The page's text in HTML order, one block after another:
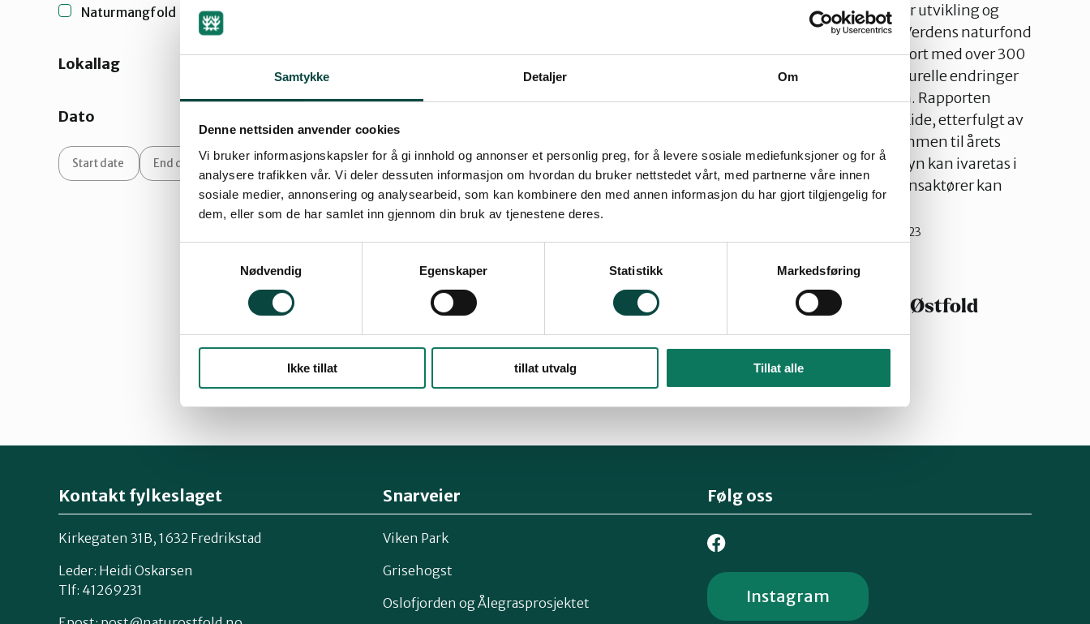
Samtykke Detaljer Om
Denne nettsiden anvender cookies
Vi bruker informasjonskapsler for å gi innhold og annonser et personlig preg, for å levere sosiale mediefunksjoner og for å
analysere trafikken vår. Vi deler dessuten informasjon om hvordan du bruker nettstedet vårt, med partnerne våre innen
sosiale medier, annonsering og analysearbeid, som kan kombinere den med annen informasjon du har gjort tilgjengelig for
dem, eller som de har samlet inn gjennom din bruk av tjenestene deres.
Nødvendig
Egenskaper Statistikk Markedsføring
Ikke tillat tillat utvalg Tillat alle
Naturmangfold
Lokallag
Dato
2030. Miljøorganisasjonene BirdLife Norge, Forum for utvikling og
miljø, Framtiden i våre hender, Sabima, Spire, WWF Verdens naturfond
og Naturvernforbundet lanserer nå en historisk rapport med over 300
konkrete forslag på både politiske, juridiske og strukturelle endringer
som må til for at Norge skal nå målene i naturavtalen. Rapporten
overleveres til klima- og miljøminister Espen Barth Eide, etterfulgt av
samtale med andre viktige samfunnsaktører. Velkommen til årets
viktigste naturarrangement om hvordan naturhensyn kan ivaretas i
samfunnets ulike sektorer, og hvordan ulike samfunnsaktører kan
bidra til å oppfylle avtalen.
07.06.2023
Årsemldingen til Naturvernforbundet i Østfold
Ukategorisert 26.02.2023
Kontakt fylkeslaget
Kirkegaten 31B, 1632 Fredrikstad
Leder: Heidi Oskarsen
Tlf: 41269231
Snarveier
Viken Park
Grisehogst
Oslofjorden og Ålegrasprosjektet
Følg oss
Instagram